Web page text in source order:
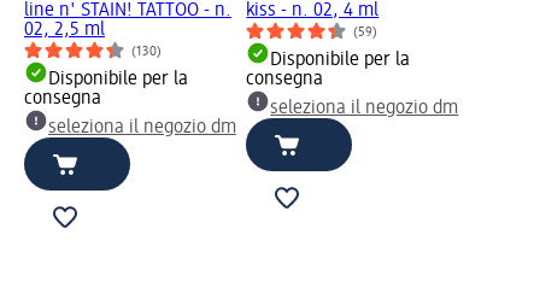
line n' STAIN! TATTOO - n.
02, 2,5 ml
(130)
Disponibile per la
consegna
seleziona il negozio dm
kiss - n. 02, 4 ml
(59)
Disponibile per la
consegna
seleziona il negozio dm